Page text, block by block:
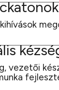
vezetői